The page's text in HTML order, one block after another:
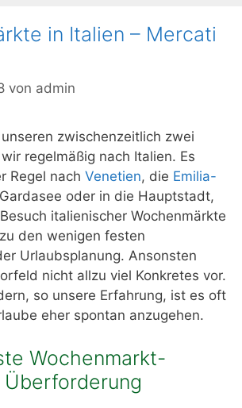
in Italien – Mercati
von admin
zwischenzeitlich zwei
regelmäßig nach Italien. Es
Regel nach Venetien, die Emilia-
oder in die Hauptstadt,
italienischer Wochenmärkte
den wenigen festen
Urlaubsplanung. Ansonsten
nicht allzu viel Konkretes vor.
so unsere Erfahrung, ist es oft
eher spontan anzugehen.
Wochenmarkt-
Überforderung